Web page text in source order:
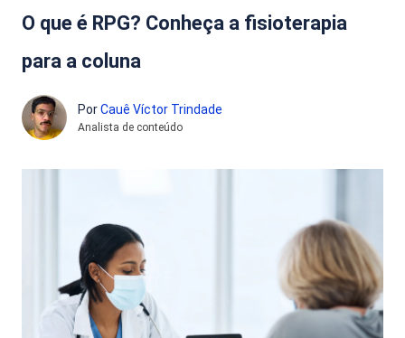
O que é RPG? Conheça a fisioterapia
para a coluna
PorCauê Víctor Trindade
Analista de conteúdo